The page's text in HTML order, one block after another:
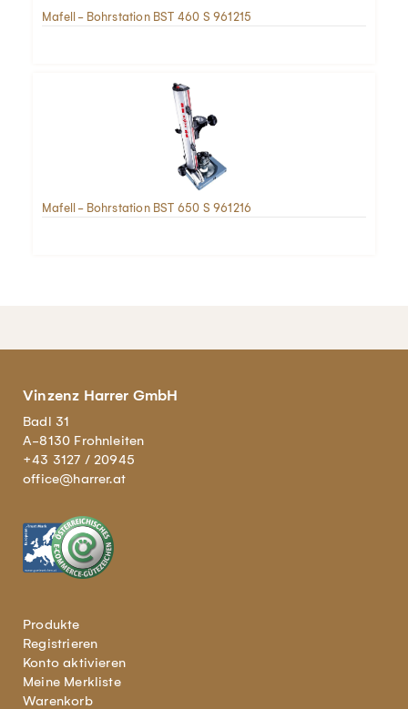
Mafell - Bohrstation BST 460 S 961215
Mafell - Bohrstation BST 650 S 961216
Vinzenz Harrer GmbH
Badl 31
A-8130 Frohnleiten
+43 3127 / 20945
office@harrer.at
Produkte
Registrieren
Konto aktivieren
Meine Merkliste
Warenkorb